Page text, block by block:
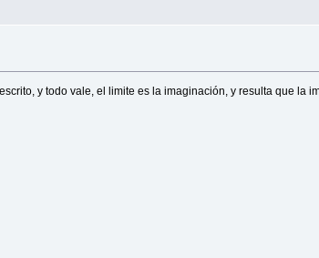
y todo vale, el limite es la imaginación, y resulta que la